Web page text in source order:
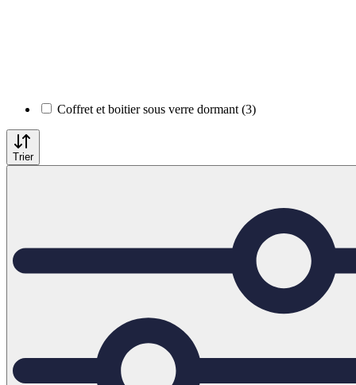
Coffret et boitier sous verre dormant (3)
Trier